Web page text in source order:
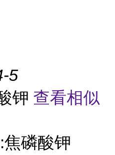
5
钾 查看相似
磷酸钾